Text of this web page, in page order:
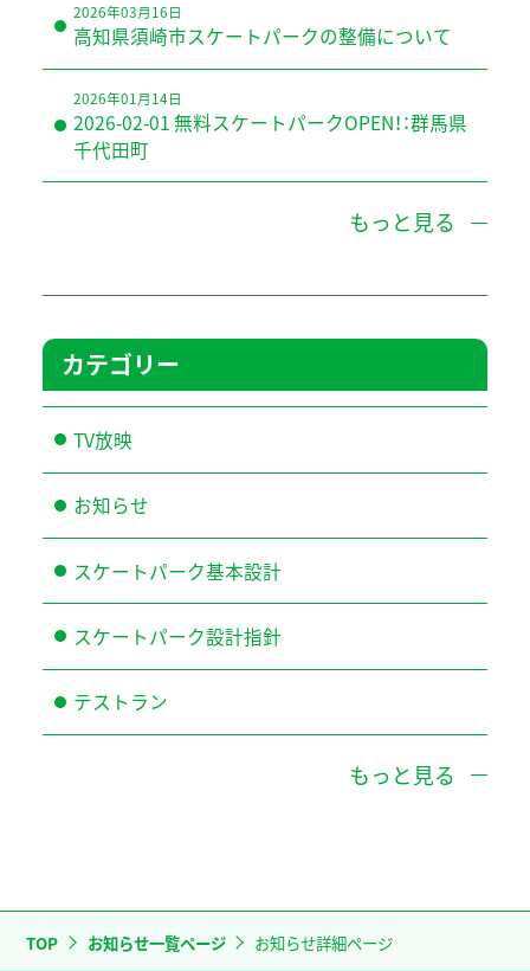
2026年03月16日
高知県須崎市スケートパークの整備について
2026年01月14日
2026-02-01 無料スケートパークOPEN！：群馬県
千代田町
もっと見る
カテゴリー
TV放映
お知らせ
スケートパーク基本設計
スケートパーク設計指針
テストラン
もっと見る
TOP お知らせ一覧ページ お知らせ詳細ページ